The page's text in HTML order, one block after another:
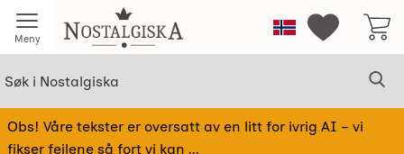
Meny Startsiden for NostalgiskaNorge Mine
Obs! Våre tekster er oversatt av en litt for ivrig AI – vi
fikser feilene så fort vi kan ...